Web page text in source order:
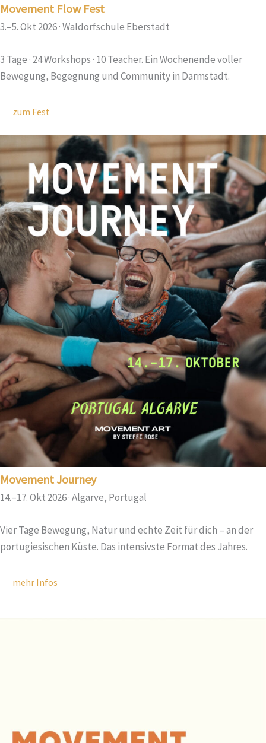
Movement Flow Fest
3.–5. Okt 2026 · Waldorfschule Eberstadt
3 Tage · 24 Workshops · 10 Teacher. Ein Wochenende voller
Bewegung, Begegnung und Community in Darmstadt.
zum Fest
Movement Journey
14.–17. Okt 2026 · Algarve, Portugal
Vier Tage Bewegung, Natur und echte Zeit für dich – an der
portugiesischen Küste. Das intensivste Format des Jahres.
mehr Infos